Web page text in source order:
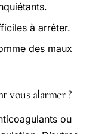
à arrêter.
des maux
vous alarmer ?
ou